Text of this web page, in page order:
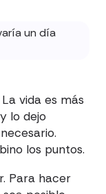
un día
vida es más
lo dejo
los puntos.
Para hacer